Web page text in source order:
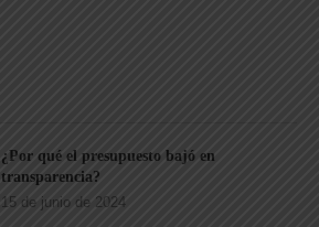
¿Por qué el presupuesto bajó en
transparencia?
15 de junio de 2024